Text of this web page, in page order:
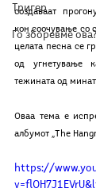
Тригер
Го зборевме ова?
создаваат
кон соочување со
целата песна се
од угнетување
тежината од
Оваа тема е
албумот „The
https://